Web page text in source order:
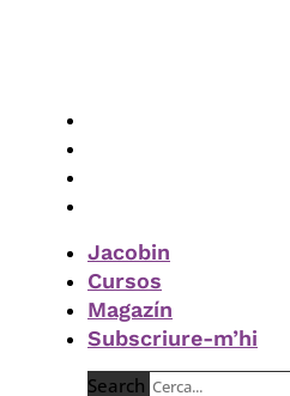
Jacobin
Cursos
Magazín
Subscriure-m’hi
Search